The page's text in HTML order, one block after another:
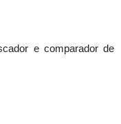
e comparador de